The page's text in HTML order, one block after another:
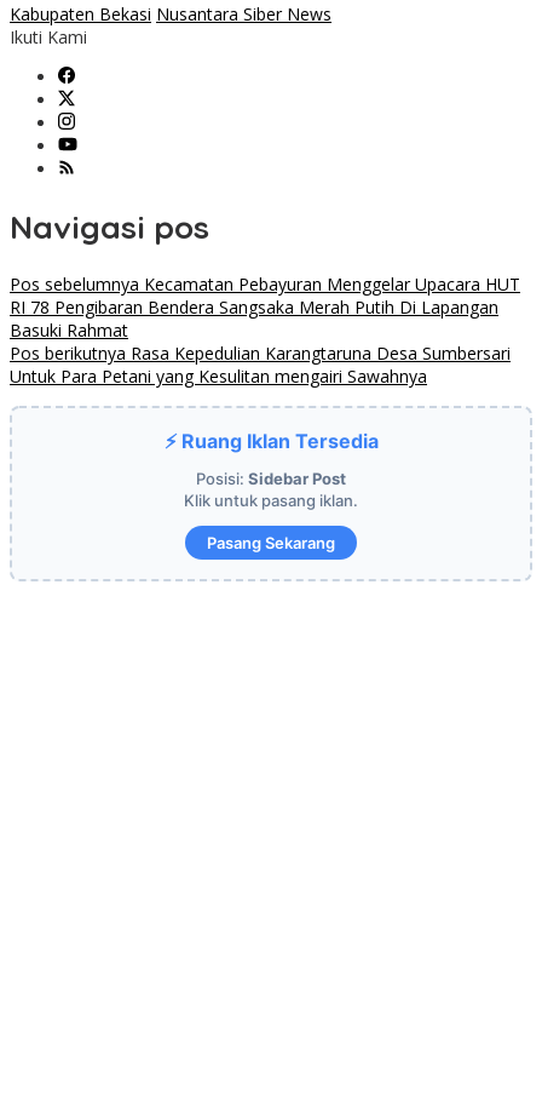
Kabupaten Bekasi Nusantara Siber News
Ikuti Kami
Navigasi pos
Pos sebelumnya Kecamatan Pebayuran Menggelar Upacara HUT
RI 78 Pengibaran Bendera Sangsaka Merah Putih Di Lapangan
Basuki Rahmat
Pos berikutnya Rasa Kepedulian Karangtaruna Desa Sumbersari
Untuk Para Petani yang Kesulitan mengairi Sawahnya
⚡ Ruang Iklan Tersedia
Posisi: Sidebar Post
Klik untuk pasang iklan.
Pasang Sekarang